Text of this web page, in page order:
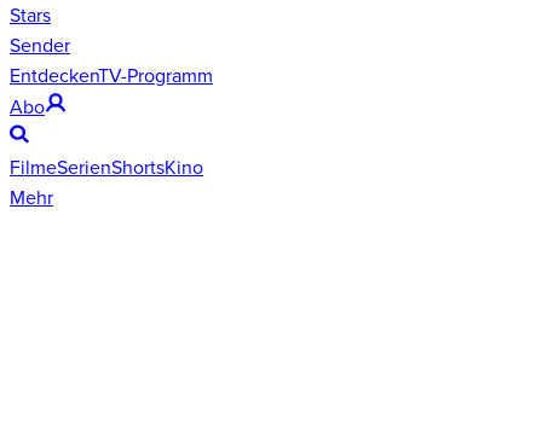
Stars
Sender
EntdeckenTV-Programm
Abo
FilmeSerienShortsKino
Mehr